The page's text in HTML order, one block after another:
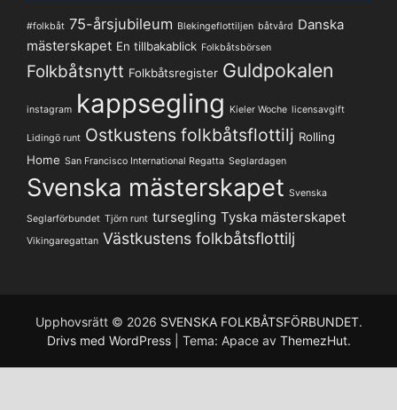
#folkbåt 75-årsjubileum Blekingeflottiljen båtvård Danska
mästerskapet En tillbakablick Folkbåtsbörsen
Folkbåtsnytt Folkbåtsregister Guldpokalen
instagram kappsegling Kieler Woche licensavgift
Lidingö runt Ostkustens folkbåtsflottilj Rolling
Home San Francisco International Regatta Seglardagen
Svenska mästerskapet Svenska
Seglarförbundet Tjörn runt tursegling Tyska mästerskapet
Vikingaregattan Västkustens folkbåtsflottilj
Upphovsrätt © 2026 SVENSKA FOLKBÅTSFÖRBUNDET.
Drivs med WordPress
Tema: Apace av ThemezHut.